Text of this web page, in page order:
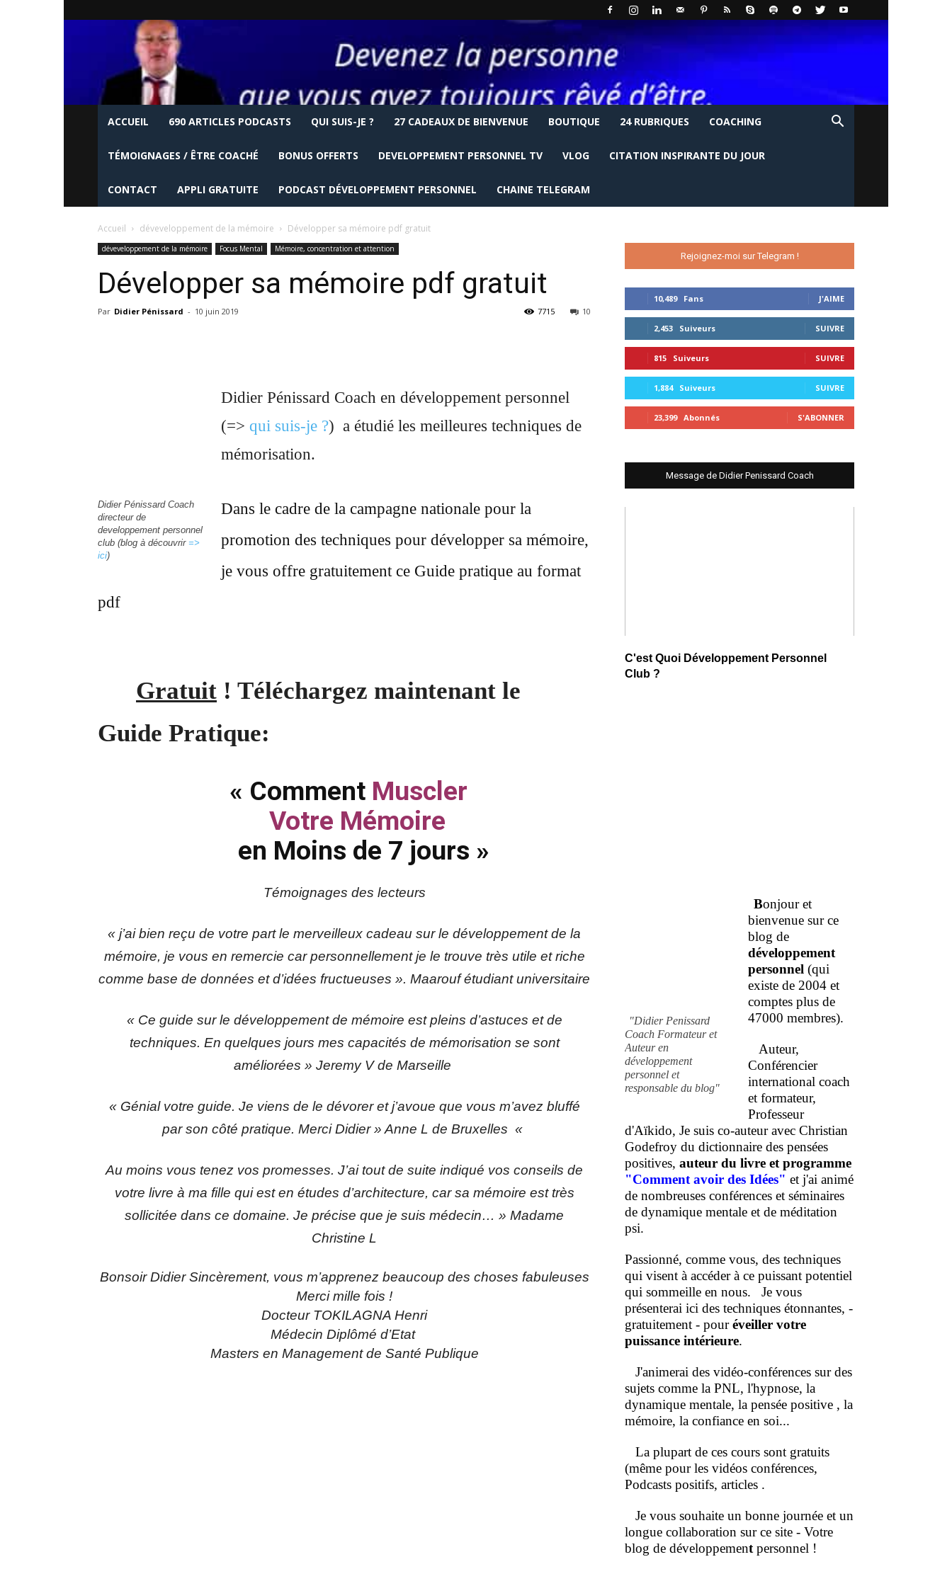
ACCUEIL 690 ARTICLES PODCASTS QUI SUIS-JE ? 27 CADEAUX DE BIENVENUE BOUTIQUE 24 RUBRIQUES COACHING
TÉMOIGNAGES / ÊTRE COACHÉ BONUS OFFERTS DEVELOPPEMENT PERSONNEL TV VLOG CITATION INSPIRANTE DU JOUR
CONTACT APPLI GRATUITE PODCAST DÉVELOPPEMENT PERSONNEL CHAINE TELEGRAM
Accueil déveveloppement de la mémoire Développer sa mémoire pdf gratuit
déveveloppement de la mémoire Focus Mental Mémoire, concentration et attention
Développer sa mémoire pdf gratuit
Par Didier Pénissard - 10 juin 2019 10
7715
Didier Pénissard Coach
directeur de
developpement personnel
club (blog à découvrir =>
ici)
Didier Pénissard Coach en développement personnel
(=> qui suis-je ?) a étudié les meilleures techniques de
mémorisation.
Dans le cadre de la campagne nationale pour la
promotion des techniques pour développer sa mémoire,
je vous offre gratuitement ce Guide pratique au format
pdf
Gratuit ! Téléchargez maintenant le
Guide Pratique:
« Comment Muscler
Votre Mémoire
en Moins de 7 jours »
Témoignages des lecteurs
« j’ai bien reçu de votre part le merveilleux cadeau sur le développement de la
mémoire, je vous en remercie car personnellement je le trouve très utile et riche
comme base de données et d’idées fructueuses ». Maarouf étudiant universitaire
« Ce guide sur le développement de mémoire est pleins d’astuces et de
techniques. En quelques jours mes capacités de mémorisation se sont
améliorées » Jeremy V de Marseille
« Génial votre guide. Je viens de le dévorer et j’avoue que vous m’avez bluffé
par son côté pratique. Merci Didier » Anne L de Bruxelles «
Au moins vous tenez vos promesses. J’ai tout de suite indiqué vos conseils de
votre livre à ma fille qui est en études d’architecture, car sa mémoire est très
sollicitée dans ce domaine. Je précise que je suis médecin… » Madame
Christine L
Bonsoir Didier Sincèrement, vous m’apprenez beaucoup des choses fabuleuses
Merci mille fois !
Docteur TOKILAGNA Henri
Médecin Diplômé d’Etat
Masters en Management de Santé Publique
Rejoignez-moi sur Telegram !
10,489 Fans J'AIME
2,453 Suiveurs SUIVRE
815 Suiveurs SUIVRE
1,884 Suiveurs SUIVRE
23,399 Abonnés S'ABONNER
Message de Didier Penissard Coach
C'est Quoi Développement Personnel
Club ?
"Didier Penissard
Coach Formateur et
Auteur en
développement
personnel et
responsable du blog"
Bonjour et
bienvenue sur ce
blog de
développement
personnel (qui
existe de 2004 et
comptes plus de
47000 membres).
Auteur,
Conférencier
international coach
et formateur,
Professeur
d'Aïkido, Je suis co-auteur avec Christian
Godefroy du dictionnaire des pensées
positives, auteur du livre et programme
"Comment avoir des Idées" et j'ai animé
de nombreuses conférences et séminaires
de dynamique mentale et de méditation
psi.
Passionné, comme vous, des techniques
qui visent à accéder à ce puissant potentiel
qui sommeille en nous. Je vous
présenterai ici des techniques étonnantes, -
gratuitement - pouréveiller votre
puissance intérieure.
J'animerai des vidéo-conférences sur des
sujets comme la PNL, l'hypnose, la
dynamique mentale, la pensée positive , la
mémoire, la confiance en soi...
La plupart de ces cours sont gratuits
(même pour les vidéos conférences,
Podcasts positifs, articles .
Je vous souhaite un bonne journée et un
longue collaboration sur ce site - Votre
blog de développement personnel !